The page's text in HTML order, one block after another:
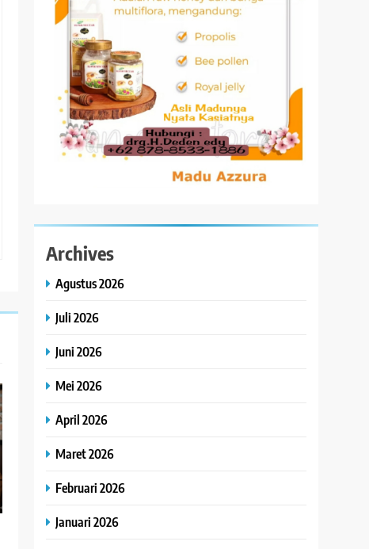
Archives
Agustus 2026
Juli 2026
Juni 2026
Mei 2026
April 2026
Maret 2026
Februari 2026
Januari 2026